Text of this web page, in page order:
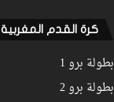
كرة القدم المغربية
بطولة برو 1
بطولة برو 2